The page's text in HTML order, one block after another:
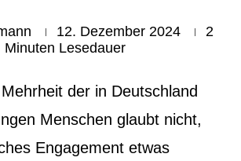
12. Dezember 2024
2
Minuten Lesedauer
der in Deutschland
Menschen glaubt nicht,
Engagement etwas